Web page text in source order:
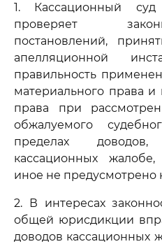
1. Кассационный
проверяет
постановлений,
апелляционной
правильность
материального права
права при
обжалуемого
пределах
кассационных
иное не
2. В интересах
общей юрисдикции
доводов кассационных